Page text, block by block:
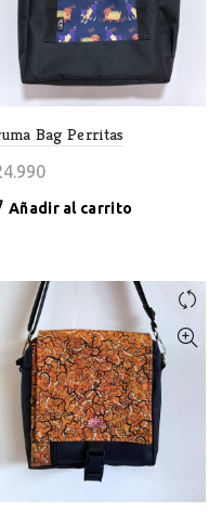
Bag Perritas
Añadir al carrito